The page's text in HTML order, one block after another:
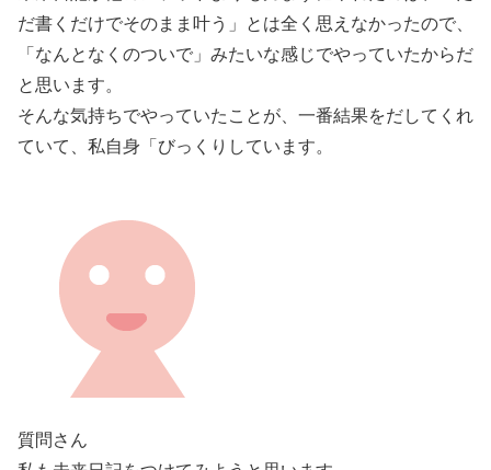
だ書くだけでそのまま叶う」とは全く思えなかったので、
「なんとなくのついで」みたいな感じでやっていたからだ
と思います。
そんな気持ちでやっていたことが、一番結果をだしてくれ
ていて、私自身「びっくりしています。
質問さん